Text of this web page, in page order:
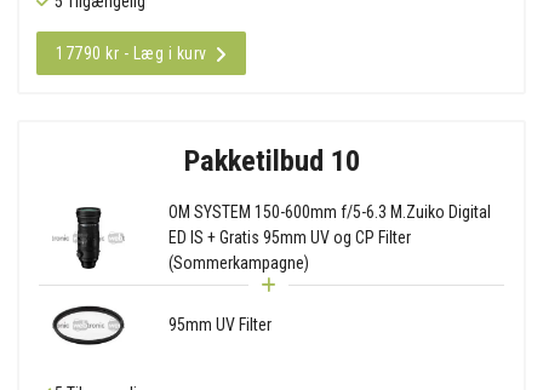
17790 kr - Læg i kurv
Pakketilbud 10
OM SYSTEM 150-600mm f/5-6.3 M.Zuiko Digital
ED IS + Gratis 95mm UV og CP Filter
(Sommerkampagne)
95mm UV Filter